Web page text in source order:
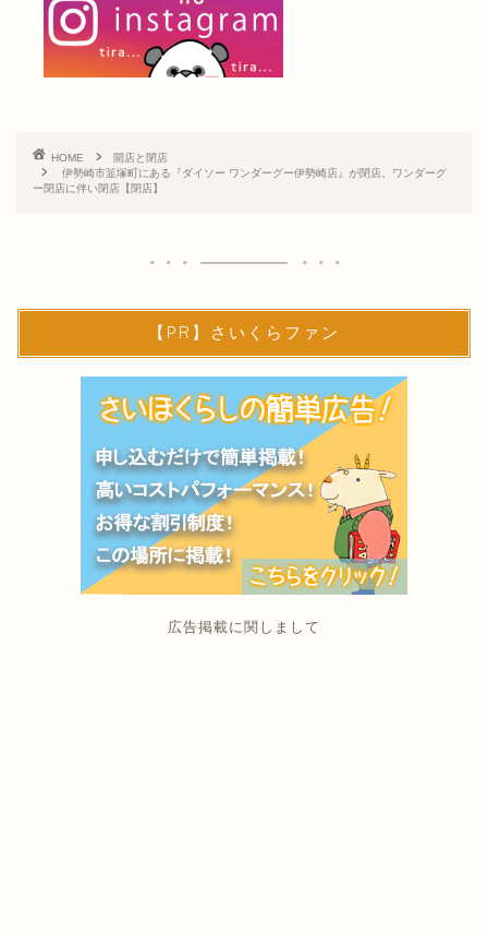
HOME
開店と閉店
伊勢崎市韮塚町にある『ダイソー ワンダーグー伊勢崎店』が閉店。ワンダーグ
ー閉店に伴い閉店【閉店】
【PR】さいくらファン
広告掲載に関しまして